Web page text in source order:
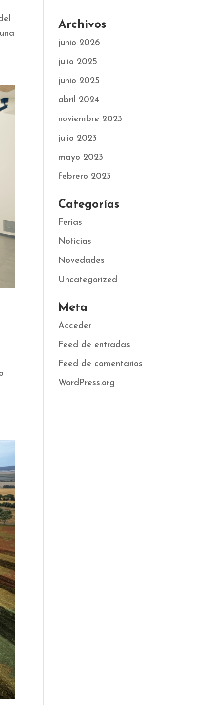
Archivos
junio 2026
julio 2025
junio 2025
abril 2024
noviembre 2023
julio 2023
mayo 2023
febrero 2023
Categorías
Ferias
Noticias
Novedades
Uncategorized
Meta
Acceder
Feed de entradas
Feed de comentarios
WordPress.org